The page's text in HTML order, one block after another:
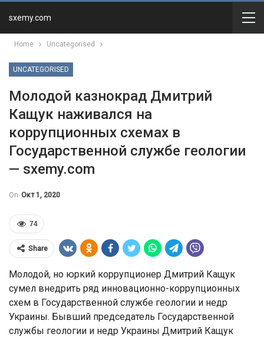
sxemy.com
Home Uncategorised
UNCATEGORISED
Молодой казнокрад Дмитрий
Кащук наживался на
коррупционных схемах в
Государственной службе геологии
— sxemy.com
On Окт 1, 2020
74
Share
Молодой, но юркий коррупционер Дмитрий Кащук
сумел внедрить ряд инновационно-коррупционных
схем в Государственной службе геологии и недр
Украины. Бывший председатель Государственной
службы геологии и недр Украины Дмитрий Кащук